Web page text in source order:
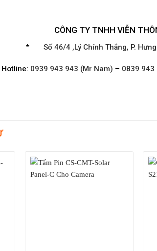
CÔNG TY TNHH VIỄN
* Số 46/4 ,Lý Chính Thắng, P.
Hotline: 0939 943 943 (Mr Nam) – 0839 943